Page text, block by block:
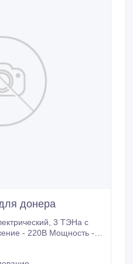
донера
3 ТЭНа с
5кг Хотите